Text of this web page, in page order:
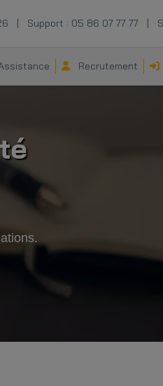
| Support : 05 86 07 77 77 |
Recrutement